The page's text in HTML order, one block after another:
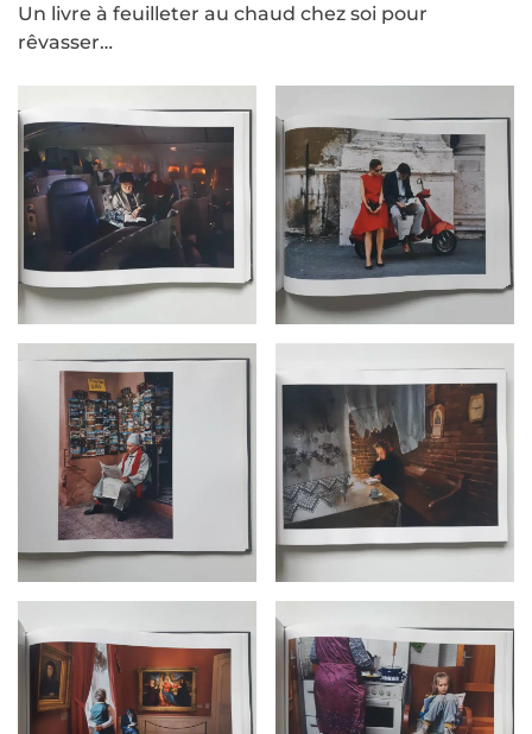
Un livre à feuilleter au chaud chez soi pour
rêvasser…